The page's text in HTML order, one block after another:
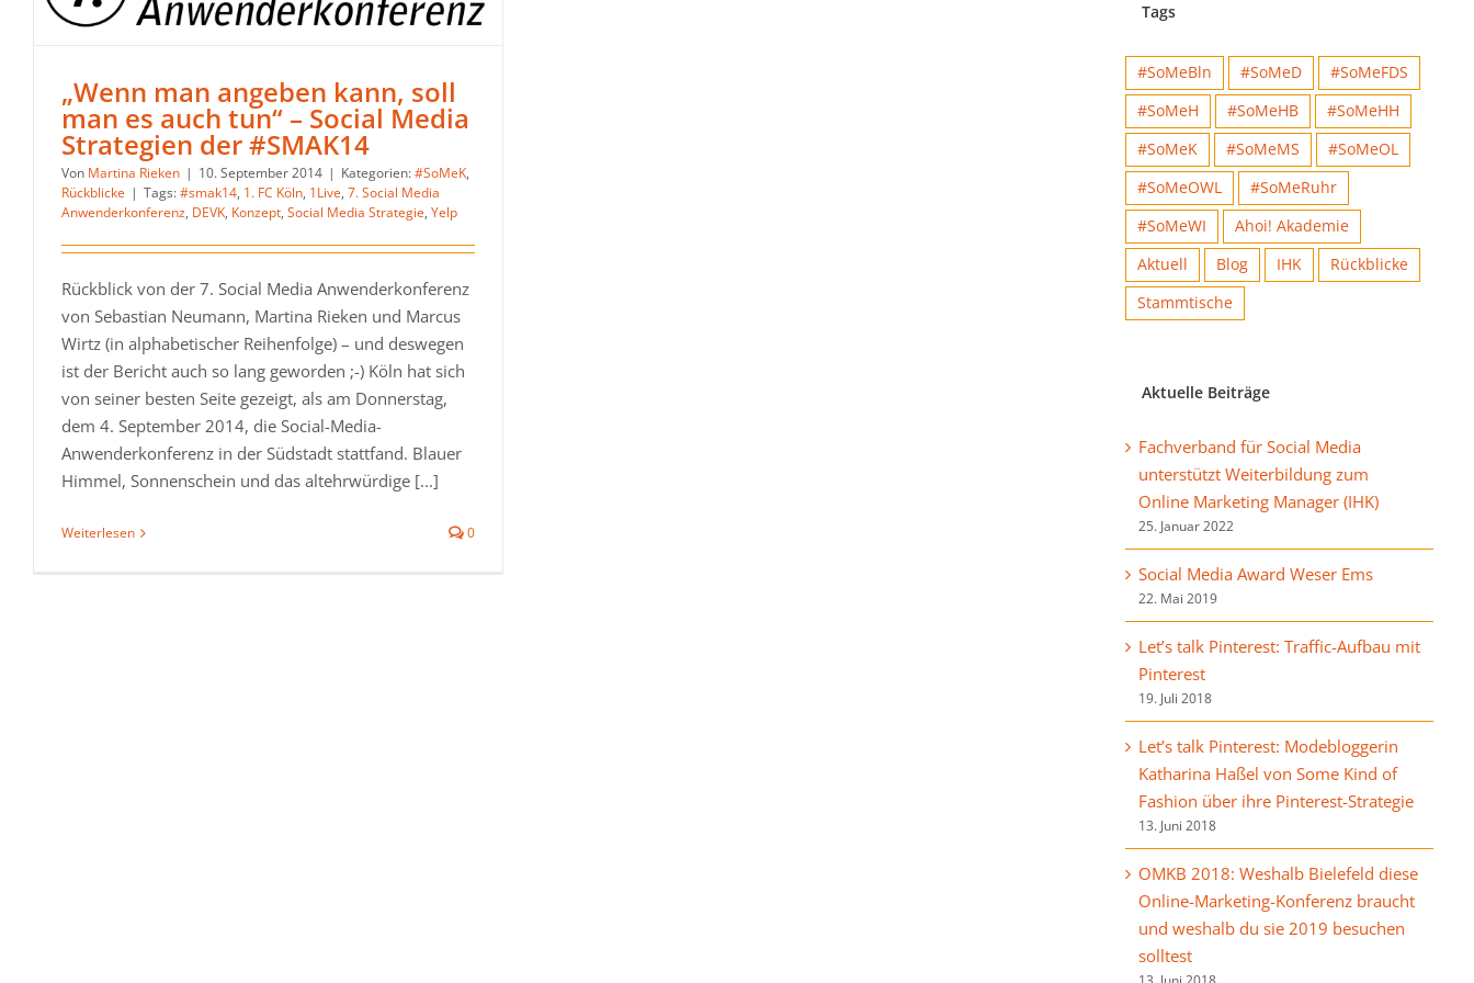
„Wenn man angeben kann, soll
man es auch tun“ – Social Media
Strategien der #SMAK14
Von Martina Rieken | 10. September 2014 | Kategorien:#SoMeK,
Rückblicke | Tags:#smak14, 1. FC Köln, 1Live, 7. Social Media
Anwenderkonferenz, DEVK, Konzept, Social Media Strategie, Yelp
Rückblick von der 7. Social Media Anwenderkonferenz
von Sebastian Neumann, Martina Rieken und Marcus
Wirtz (in alphabetischer Reihenfolge) – und deswegen
ist der Bericht auch so lang geworden ;-) Köln hat sich
von seiner besten Seite gezeigt, als am Donnerstag,
dem 4. September 2014, die Social-Media-
Anwenderkonferenz in der Südstadt stattfand. Blauer
Himmel, Sonnenschein und das altehrwürdige [...]
Weiterlesen 0
Tags
#SoMeBln #SoMeD
#SoMeFDS
#SoMeH
#SoMeHB
#SoMeHH
#SoMeK
#SoMeMS
#SoMeOL
#SoMeOWL
#SoMeRuhr
#SoMeWI
Ahoi! Akademie
Aktuell
Blog IHK
Rückblicke
Stammtische
Aktuelle Beiträge
Fachverband für Social Media
unterstützt Weiterbildung zum
Online Marketing Manager (IHK)
25. Januar 2022
Social Media Award Weser Ems
22. Mai 2019
Let’s talk Pinterest: Traffic-Aufbau mit
Pinterest
19. Juli 2018
Let’s talk Pinterest: Modebloggerin
Katharina Haßel von Some Kind of
Fashion über ihre Pinterest-Strategie
13. Juni 2018
OMKB 2018: Weshalb Bielefeld diese
Online-Marketing-Konferenz braucht
und weshalb du sie 2019 besuchen
solltest